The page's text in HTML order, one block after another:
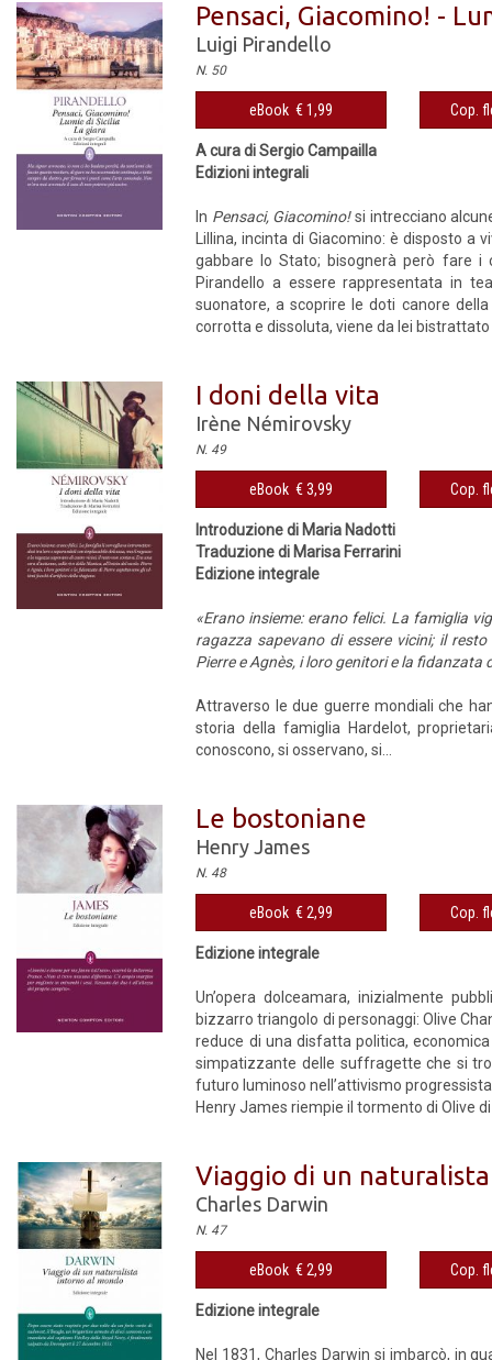
Pensaci, Giacomino! -
Luigi Pirandello
N. 50
eBook € 1,99 Cop.
A cura di Sergio Campailla
Edizioni integrali
In Pensaci, Giacomino!si intrecciano
Lillina, incinta di Giacomino: è disposto
gabbare lo Stato; bisognerà però fare i
Pirandello a essere rappresentata in
suonatore, a scoprire le doti canore
corrotta e dissoluta, viene da lei
I doni della vita
Irène Némirovsky
N. 49
eBook € 3,99 Cop.
Introduzione di Maria Nadotti
Traduzione di Marisa Ferrarini
Edizione integrale
«Erano insieme: erano felici. La famiglia
ragazza sapevano di essere vicini; il
Pierre e Agnès, i loro genitori e la
Attraverso le due guerre mondiali che
storia della famiglia Hardelot,
conoscono, si osservano, si...
Le bostoniane
Henry James
N. 48
eBook € 2,99 Cop.
Edizione integrale
Un’opera dolceamara, inizialmente
bizzarro triangolo di personaggi: Olive
reduce di una disfatta politica,
simpatizzante delle suffragette che si
futuro luminoso nell’attivismo
Henry James riempie il tormento di Olive
Viaggio di un
Charles Darwin
N. 47
eBook € 2,99 Cop.
Edizione integrale
Nel 1831, Charles Darwin si imbarcò, in